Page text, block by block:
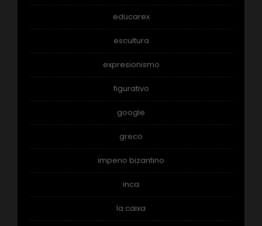
educarex
escultura
expresionismo
figurativo
google
greco
imperio bizantino
inca
la caixa